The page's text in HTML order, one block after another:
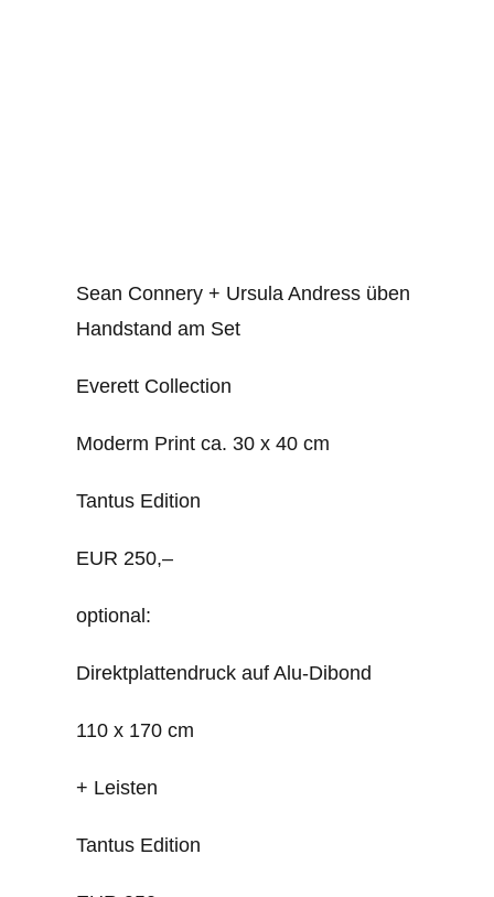
Sean Connery + Ursula Andress üben
Handstand am Set
Everett Collection
Moderm Print ca. 30 x 40 cm
Tantus Edition
EUR 250,–
optional:
Direktplattendruck auf Alu-Dibond
110 x 170 cm
+ Leisten
Tantus Edition